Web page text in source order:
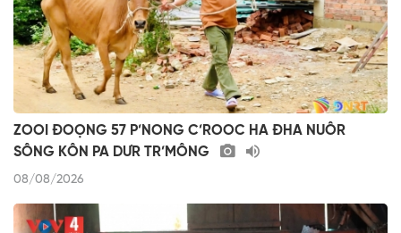
ZOOI ĐOỌNG 57 P’NONG C’ROOC HA ĐHA NUÔR
SÔNG KÔN PA DƯR TR’MÔNG
08/08/2026